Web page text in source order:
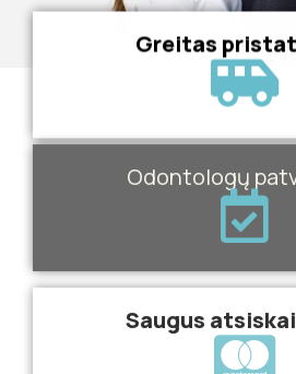
Greitas
Odontologų
Saugus